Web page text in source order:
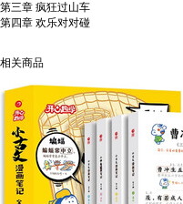
第三章 疯狂过山车
第四章 欢乐对对碰
相关商品